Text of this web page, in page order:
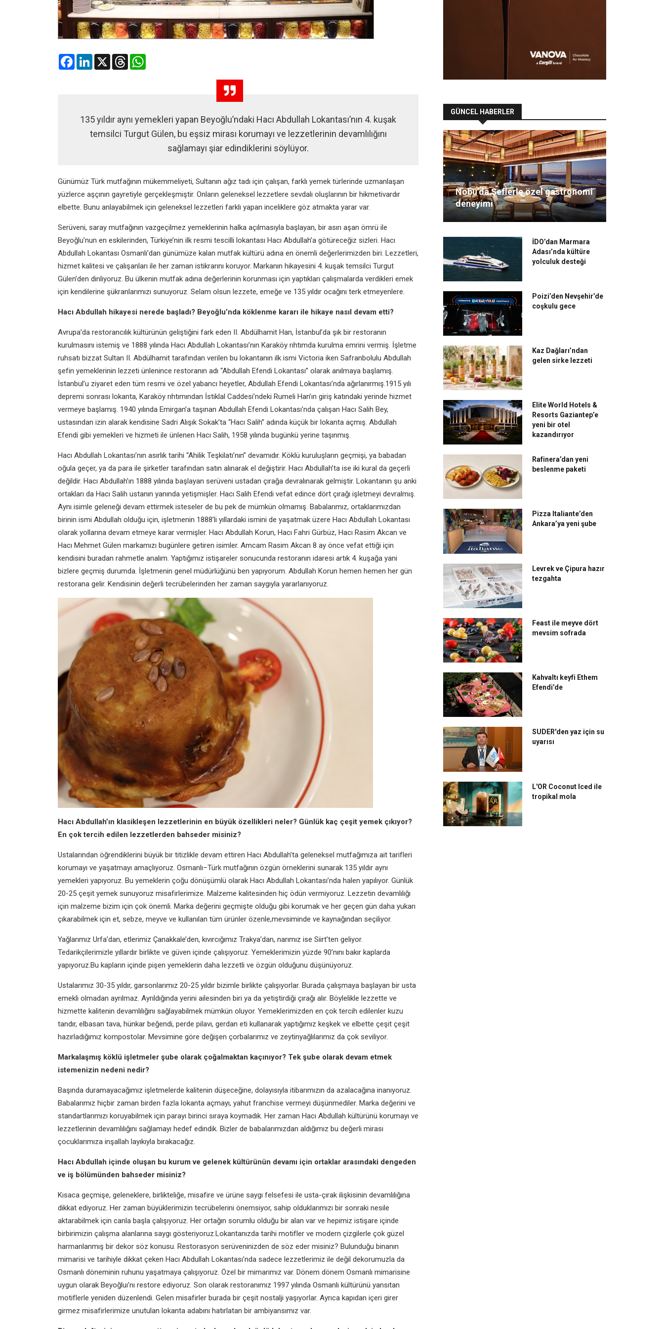
FacebookLinkedIn
X Threads
135 yıldır aynı yemekleri yapan Beyoğlu’ndaki Hacı Abdullah Lokantası’nın 4. kuşak
temsilci Turgut Gülen, bu eşsiz mirası korumayı ve lezzetlerinin devamlılığını
sağlamayı şiar edindiklerini söylüyor.
Günümüz Türk mutfağının mükemmeliyeti, Sultanın ağız tadı için çalışan, farklı yemek türlerinde uzmanlaşan
yüzlerce aşçının gayretiyle gerçekleşmiştir. Onların geleneksel lezzetlere sevdalı oluşlarının bir hikmetivardır
elbette. Bunu anlayabilmek için geleneksel lezzetleri farklı yapan inceliklere göz atmakta yarar var.
Serüveni, saray mutfağının vazgeçilmez yemeklerinin halka açılmasıyla başlayan, bir asırı aşan ömrü ile
Beyoğlu’nun en eskilerinden, Türkiye’nin ilk resmi tescilli lokantası Hacı Abdullah’a götüreceğiz sizleri. Hacı
Abdullah Lokantası Osmanlı’dan günümüze kalan mutfak kültürü adına en önemli değerlerimizden biri. Lezzetleri,
hizmet kalitesi ve çalışanları ile her zaman istikrarını koruyor. Markanın hikayesini 4. kuşak temsilci Turgut
Gülen’den dinliyoruz. Bu ülkenin mutfak adına değerlerinin korunması için yaptıkları çalışmalarda verdikleri emek
için kendilerine şükranlarımızı sunuyoruz. Selam olsun lezzete, emeğe ve 135 yıldır ocağını terk etmeyenlere.
Hacı Abdullah hikayesi nerede başladı? Beyoğlu’nda köklenme kararı ile hikaye nasıl devam etti?
Avrupa’da restorancılık kültürünün geliştiğini fark eden II. Abdülhamit Han, İstanbul’da şık bir restoranın
kurulmasını istemiş ve 1888 yılında Hacı Abdullah Lokantası’nın Karaköy rıhtımda kurulma emrini vermiş. İşletme
ruhsatı bizzat Sultan II. Abdülhamit tarafından verilen bu lokantanın ilk ismi Victoria iken Safranbolulu Abdullah
şefin yemeklerinin lezzeti ünlenince restoranın adı “Abdullah Efendi Lokantası” olarak anılmaya başlamış.
İstanbul’u ziyaret eden tüm resmi ve özel yabancı heyetler, Abdullah Efendi Lokantası’nda ağırlanırmış.1915 yılı
depremi sonrası lokanta, Karaköy rıhtımından İstiklal Caddesi’ndeki Rumeli Han’ın giriş katındaki yerinde hizmet
vermeye başlamış. 1940 yılında Emirgan’a taşınan Abdullah Efendi Lokantası’nda çalışan Hacı Salih Bey,
ustasından izin alarak kendisine Sadri Alışık Sokak’ta “Hacı Salih” adında küçük bir lokanta açmış. Abdullah
Efendi gibi yemekleri ve hizmeti ile ünlenen Hacı Salih, 1958 yılında bugünkü yerine taşınmış.
Hacı Abdullah Lokantası’nın asırlık tarihi “Ahilik Teşkilatı’nın” devamıdır. Köklü kuruluşların geçmişi, ya babadan
oğula geçer, ya da para ile şirketler tarafından satın alınarak el değiştirir. Hacı Abdullah’ta ise iki kural da geçerli
değildir. Hacı Abdullah’ın 1888 yılında başlayan serüveni ustadan çırağa devralınarak gelmiştir. Lokantanın şu anki
ortakları da Hacı Salih ustanın yanında yetişmişler. Hacı Salih Efendi vefat edince dört çırağı işletmeyi devralmış.
Aynı isimle geleneği devam ettirmek isteseler de bu pek de mümkün olmamış. Babalarımız, ortaklarımızdan
birinin ismi Abdullah olduğu için, işletmenin 1888’li yıllardaki ismini de yaşatmak üzere Hacı Abdullah Lokantası
olarak yollarına devam etmeye karar vermişler. Hacı Abdullah Korun, Hacı Fahri Gürbüz, Hacı Rasim Akcan ve
Hacı Mehmet Gülen markamızı bugünlere getiren isimler. Amcam Rasim Akcan 8 ay önce vefat ettiği için
kendisini buradan rahmetle analım. Yaptığımız istişareler sonucunda restoranın idaresi artık 4. kuşağa yani
bizlere geçmiş durumda. İşletmenin genel müdürlüğünü ben yapıyorum. Abdullah Korun hemen hemen her gün
restorana gelir. Kendisinin değerli tecrübelerinden her zaman saygıyla yararlanıyoruz.
Hacı Abdullah’ın klasikleşen lezzetlerinin en büyük özellikleri neler? Günlük kaç çeşit yemek çıkıyor?
En çoktercih edilen lezzetlerden bahseder misiniz?
Ustalarından öğrendiklerini büyük bir titizlikle devam ettiren Hacı Abdullah’ta geleneksel mutfağımıza ait tarifleri
korumayı ve yaşatmayı amaçlıyoruz. Osmanlı–Türk mutfağının özgün örneklerini sunarak 135 yıldır aynı
yemekleri yapıyoruz. Bu yemeklerin çoğu dönüşümlü olarak Hacı Abdullah Lokantası’nda halen yapılıyor. Günlük
20-25 çeşit yemek sunuyoruz misafirlerimize. Malzeme kalitesinden hiç ödün vermiyoruz. Lezzetin devamlılığı
için malzeme bizim için çok önemli. Marka değerini geçmişte olduğu gibi korumak ve her geçen gün daha yukarı
çıkarabilmek için et, sebze, meyve ve kullanılan tüm ürünler özenle,mevsiminde ve kaynağından seçiliyor.
Yağlarımız Urfa’dan, etlerimiz Çanakkale’den, kıvırcığımız Trakya’dan, narımız ise Siirt’ten geliyor.
Tedarikçilerimizle yıllardır birlikte ve güven içinde çalışıyoruz. Yemeklerimizin yüzde 90’nını bakır kaplarda
yapıyoruz.Bu kapların içinde pişen yemeklerin daha lezzetli ve özgün olduğunu düşünüyoruz.
Ustalarımız 30-35 yıldır, garsonlarımız 20-25 yıldır bizimle birlikte çalışıyorlar. Burada çalışmaya başlayan bir usta
emekli olmadan ayrılmaz. Ayrıldığında yerini ailesinden biri ya da yetiştirdiği çırağı alır. Böylelikle lezzette ve
hizmette kalitenin devamlılığını sağlayabilmek mümkün oluyor. Yemeklerimizden en çok tercih edilenler kuzu
tandır, elbasan tava, hünkar beğendi, perde pilavı, gerdan eti kullanarak yaptığımız keşkek ve elbette çeşit çeşit
hazırladığımız kompostolar. Mevsimine göre değişen çorbalarımız ve zeytinyağlılarımız da çok seviliyor.
Markalaşmış köklü işletmeler şube olarak çoğalmaktan kaçınıyor? Tek şube olarak devam etmek
istemenizin nedeni nedir?
Başında duramayacağımız işletmelerde kalitenin düşeceğine, dolayısıyla itibarımızın da azalacağına inanıyoruz.
Babalarımız hiçbir zaman birden fazla lokanta açmayı, yahut franchise vermeyi düşünmediler. Marka değerini ve
standartlarımızı koruyabilmek için parayı birinci sıraya koymadık. Her zaman Hacı Abdullah kültürünü korumayı ve
lezzetlerinin devamlılığını sağlamayı hedef edindik. Bizler de babalarımızdan aldığımız bu değerli mirası
çocuklarımıza inşallah layıkıyla bırakacağız.
Hacı Abdullah içinde oluşan bu kurumve gelenek kültürünün devamı için ortaklar arasındaki dengeden
ve iş bölümünden bahseder misiniz?
Kısaca geçmişe, geleneklere, birlikteliğe, misafire ve ürüne saygı felsefesi ile usta-çırak ilişkisinin devamlılığına
dikkat ediyoruz. Her zaman büyüklerimizin tecrübelerini önemsiyor, sahip olduklarımızı bir sonraki nesile
aktarabilmek için canla başla çalışıyoruz. Her ortağın sorumlu olduğu bir alan var ve hepimiz istişare içinde
birbirimizin çalışma alanlarına saygı gösteriyoruz.Lokantanızda tarihi motifler ve modern çizgilerle çok güzel
harmanlanmış bir dekor söz konusu. Restorasyon serüveninizden de söz eder misiniz? Bulunduğu binanın
mimarisi ve tarihiyle dikkat çeken Hacı Abdullah Lokantası’nda sadece lezzetlerimiz ile değil dekorumuzla da
Osmanlı döneminin ruhunu yaşatmaya çalışıyoruz. Özel bir mimarımız var. Dönem dönem Osmanlı mimarisine
uygun olarak Beyoğluı’nı restore ediyoruz. Son olarak restoranımız 1997 yılında Osmanlı kültürünü yansıtan
motiflerle yeniden düzenlendi. Gelen misafirler burada bir çeşit nostalji yaşıyorlar. Ayrıca kapıdan içeri girer
girmez misafirlerimize unutulan lokanta adabını hatırlatan bir ambiyansımız var.
GÜNCEL HABERLER
Nobu’da Şeflerle özel gastronomi
deneyimi
İDO’dan Marmara
Adası’nda kültüre
yolculuk desteği
Poizi’den Nevşehir’de
coşkulu gece
Kaz Dağları’ndan
gelen sirke lezzeti
Elite World Hotels &
Resorts Gaziantep’e
yeni bir otel
kazandırıyor
Rafinera’dan yeni
beslenme paketi
Pizza Italiante’den
Ankara’ya yeni şube
Levrek ve Çipura hazır
tezgahta
Feast ile meyve dört
mevsim sofrada
Kahvaltı keyfi Ethem
Efendi’de
SUDER'den yaz için su
uyarısı
L'OR Coconut Iced ile
tropikal mola